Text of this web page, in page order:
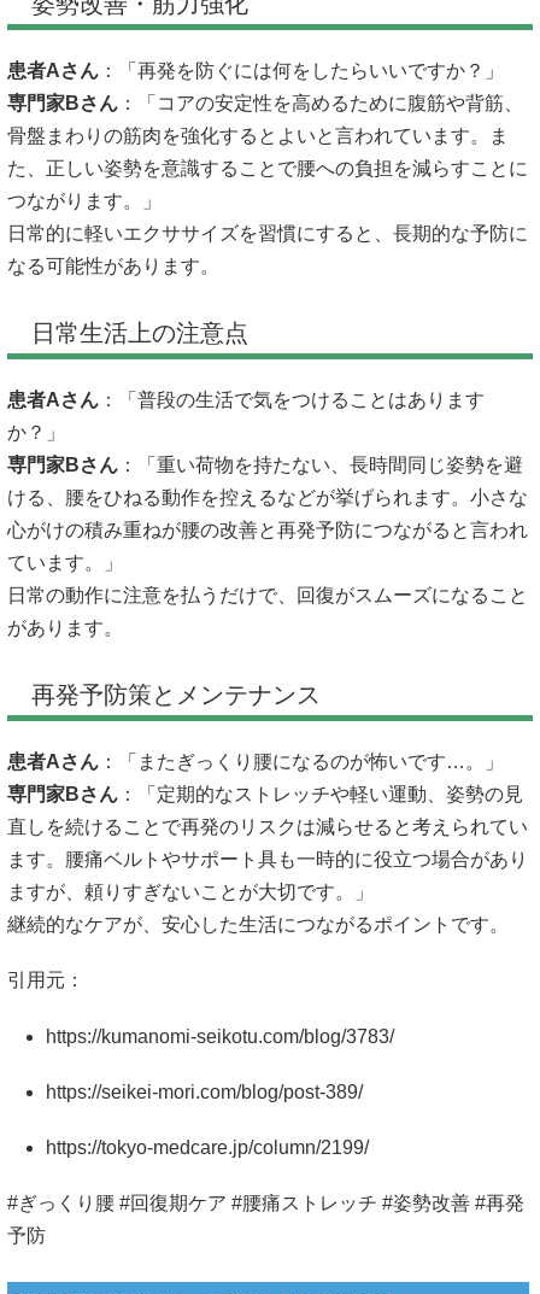
患者Aさん ：「再発を防ぐには何をしたらいいですか？」
専門家Bさん ：「コアの安定性を高めるために腹筋や背筋、
骨盤まわりの筋肉を強化するとよいと言われています。ま
た、正しい姿勢を意識することで腰への負担を減らすことに
つながります。」
日常的に軽いエクササイズを習慣にすると、長期的な予防に
なる可能性があります。
日常生活上の注意点
患者Aさん ：「普段の生活で気をつけることはあります
か？」
専門家Bさん ：「重い荷物を持たない、長時間同じ姿勢を避
ける、腰をひねる動作を控えるなどが挙げられます。小さな
心がけの積み重ねが腰の改善と再発予防につながると言われ
ています。」
日常の動作に注意を払うだけで、回復がスムーズになること
があります。
再発予防策とメンテナンス
患者Aさん ：「またぎっくり腰になるのが怖いです…。」
専門家Bさん ：「定期的なストレッチや軽い運動、姿勢の見
直しを続けることで再発のリスクは減らせると考えられてい
ます。腰痛ベルトやサポート具も一時的に役立つ場合があり
ますが、頼りすぎないことが大切です。」
継続的なケアが、安心した生活につながるポイントです。
引用元：
https://kumanomi-seikotu.com/blog/3783/
https://seikei-mori.com/blog/post-389/
https://tokyo-medcare.jp/column/2199/
#ぎっくり腰 #回復期ケア #腰痛ストレッチ #姿勢改善 #再発
予防